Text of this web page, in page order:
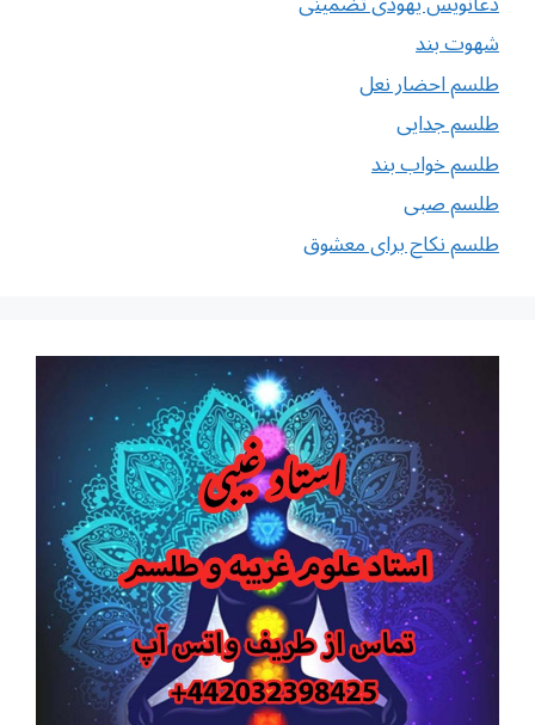
شهوت بند
طلسم احضار نعل
طلسم جدایی
طلسم خواب بند
طلسم صبی
طلسم نکاح برای معشوق